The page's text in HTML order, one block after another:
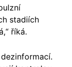
stadiích
říká.